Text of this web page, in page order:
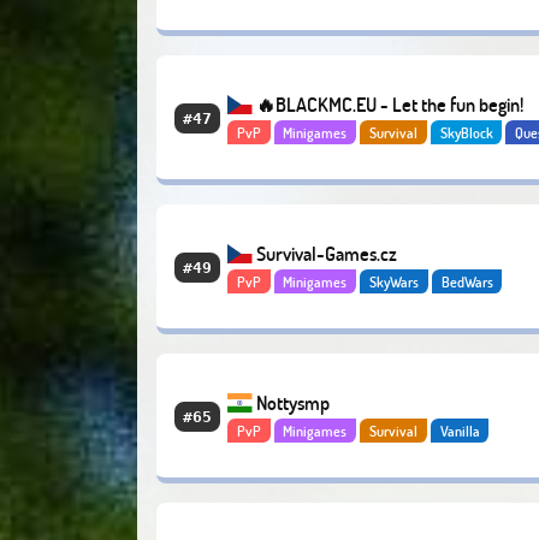
#47
🔥BLACKMC.EU - Let the fun begin!
PvP Minigames Survival SkyBlock
#49
Survival-Games.cz
PvP Minigames SkyWars BedWars
#65
Nottysmp
PvP Minigames Survival Vanilla